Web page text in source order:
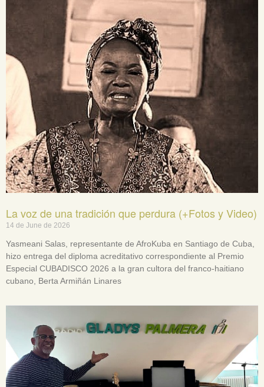
La voz de una tradición que perdura (+Fotos y Video)
14 de June de 2026
Yasmeani Salas, representante de AfroKuba en Santiago de Cuba,
hizo entrega del diploma acreditativo correspondiente al Premio
Especial CUBADISCO 2026 a la gran cultora del franco-haitiano
cubano, Berta Armiñán Linares